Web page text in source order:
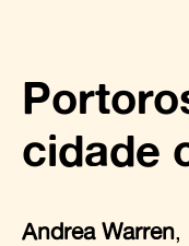
cidade
Andrea Warren,